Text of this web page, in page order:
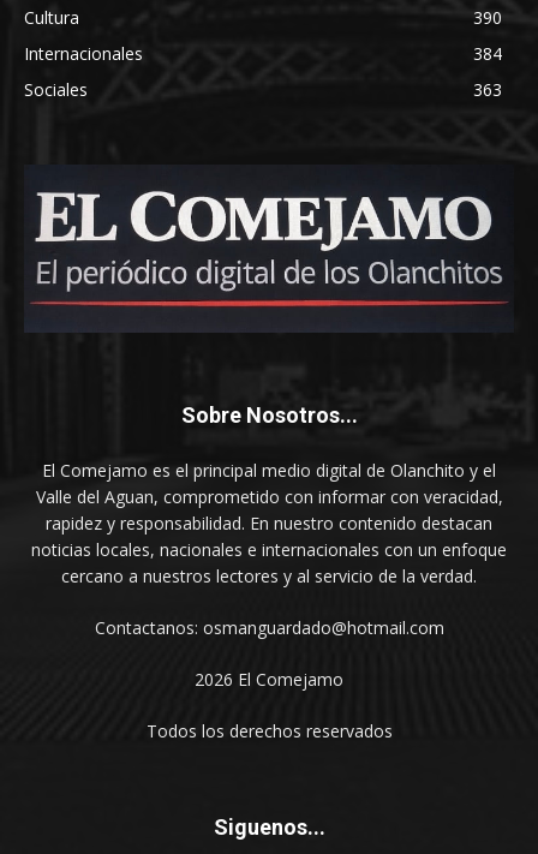
Cultura
390
Internacionales
384
Sociales
363
Sobre Nosotros...
El Comejamo es el principal medio digital de Olanchito y el
Valle del Aguan, comprometido con informar con veracidad,
rapidez y responsabilidad. En nuestro contenido destacan
noticias locales, nacionales e internacionales con un enfoque
cercano a nuestros lectores y al servicio de la verdad.
Contactanos: osmanguardado@hotmail.com
2026 El Comejamo
Todos los derechos reservados
Siguenos...